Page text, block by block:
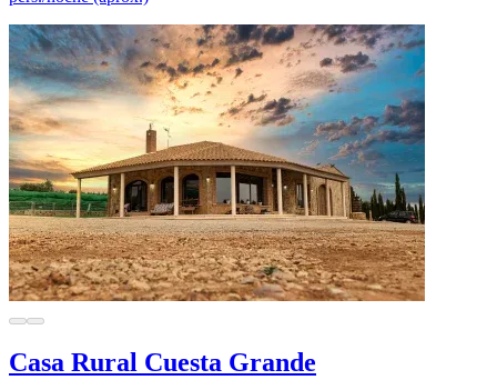
Casa Rural Cuesta Grande